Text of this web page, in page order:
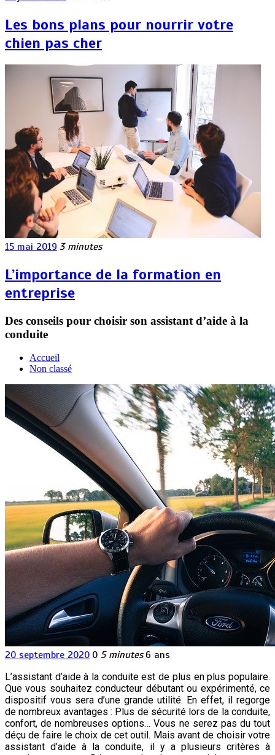
Les bons plans pour nourrir votre
chien pas cher
15 mai 2019 3 minutes
L’importance de la formation en
entreprise
Des conseils pour choisir son assistant d’aide à la
conduite
Accueil
Non classé
20 septembre 2020 0 5 minutes 6 ans
L’assistant d’aide à la conduite est de plus en plus populaire.
Que vous souhaitez conducteur débutant ou expérimenté, ce
dispositif vous sera d’une grande utilité. En effet, il regorge
de nombreux avantages : Plus de sécurité lors de la conduite,
confort, de nombreuses options… Vous ne serez pas du tout
déçu de faire le choix de cet outil. Mais avant de choisir votre
assistant d’aide à la conduite, il y a plusieurs critères à